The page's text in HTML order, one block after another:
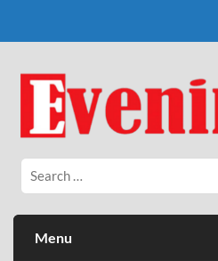
Eveniment Valcean
Menu